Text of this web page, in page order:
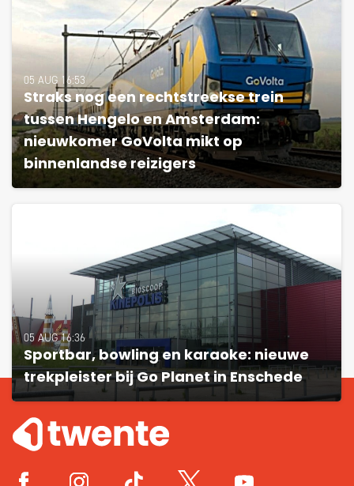
05 AUG 16:53
Straks nog een rechtstreekse trein
tussen Hengelo en Amsterdam:
nieuwkomer GoVolta mikt op
binnenlandse reizigers
05 AUG 16:36
Sportbar, bowling en karaoke: nieuwe
trekpleister bij Go Planet in Enschede